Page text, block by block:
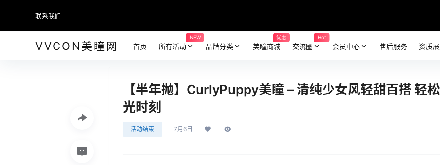
联系我们
VVCON美瞳网 首页 所有活动
NEW
品牌分类 美瞳商城
优惠
交流圈
Hot
会员中心 售后服务 资质
【半年抛】CurlyPuppy美瞳 – 清纯少女风轻甜百搭 轻
光时刻
活动结束 7月6日